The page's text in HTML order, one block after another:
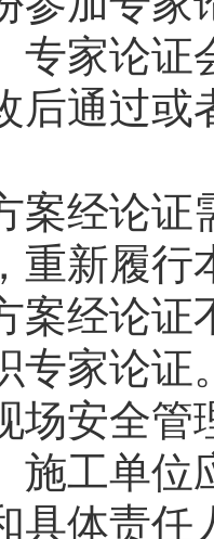
论证会
后通过
经论证
重新履
经论证
专家论证
安全管
单位应
具体责